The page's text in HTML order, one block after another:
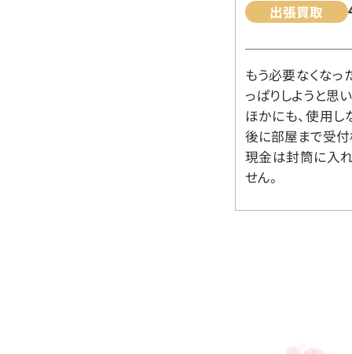
出張買取
もう必要なくなっ
っぱりしようと思
ほかにも、使用し
後に部屋まで受付
現金は封筒に入
せん。